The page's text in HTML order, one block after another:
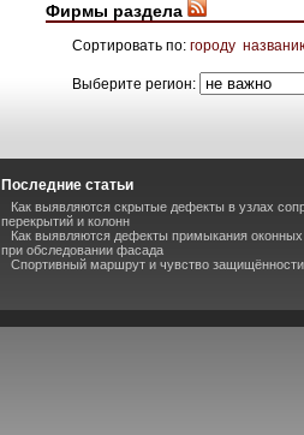
Фирмы раздела
Сортировать по: городу
Выберите регион:
Последние статьи
Как выявляются скрытые дефекты в узлах
перекрытий и колонн
Как выявляются дефекты примыкания
при обследовании фасада
Спортивный маршрут и чувство защищённости